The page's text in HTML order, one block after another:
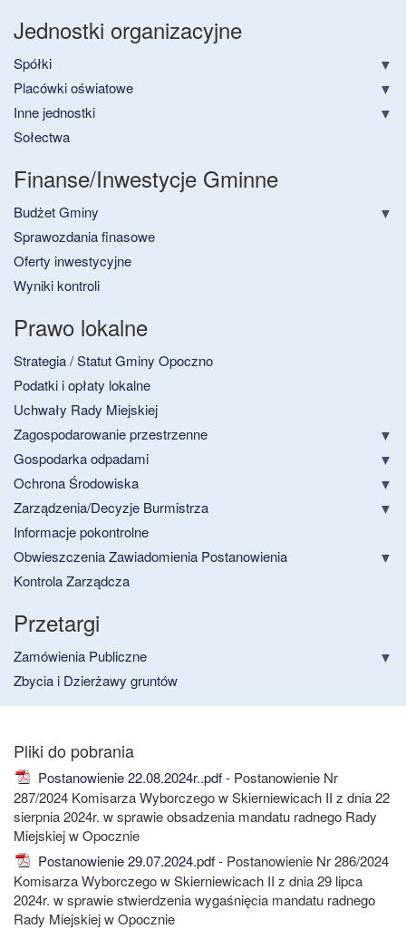
Jednostki organizacyjne
Spółki
Placówki oświatowe
Inne jednostki
Sołectwa
Finanse/Inwestycje Gminne
Budżet Gminy
Sprawozdania finasowe
Oferty inwestycyjne
Wyniki kontroli
Prawo lokalne
Strategia / Statut Gminy Opoczno
Podatki i opłaty lokalne
Uchwały Rady Miejskiej
Zagospodarowanie przestrzenne
Gospodarka odpadami
Ochrona Środowiska
Zarządzenia/Decyzje Burmistrza
Informacje pokontrolne
Obwieszczenia Zawiadomienia Postanowienia
Kontrola Zarządcza
Przetargi
Zamówienia Publiczne
Zbycia i Dzierżawy gruntów
Postanowienie 22.08.2024r..pdf- Postanowienie Nr
287/2024 Komisarza Wyborczego w Skierniewicach II z dnia 22
sierpnia 2024r. w sprawie obsadzenia mandatu radnego Rady
Miejskiej w Opocznie
Postanowienie 29.07.2024.pdf- Postanowienie Nr 286/2024
Komisarza Wyborczego w Skierniewicach II z dnia 29 lipca
2024r. w sprawie stwierdzenia wygaśnięcia mandatu radnego
Rady Miejskiej w Opocznie